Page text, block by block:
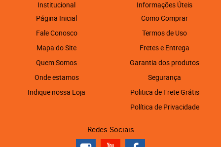
Institucional
Página Inicial
Fale Conosco
Mapa do Site
Quem Somos
Onde estamos
Indique nossa Loja
Informações Úteis
Como Comprar
Termos de Uso
Fretes e Entrega
Garantia dos produtos
Segurança
Politica de Frete Grátis
Política de Privacidade
Redes Sociais